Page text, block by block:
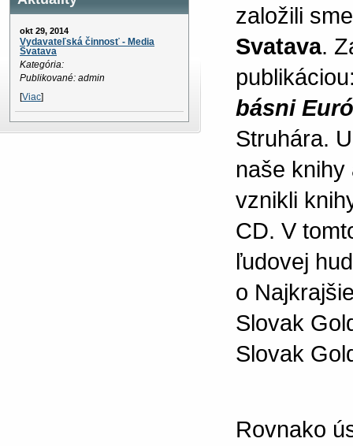
okt 29, 2014
Vydavateľská činnosť - Media
Svatava
Kategória:
Publikované: admin
[Viac]
založili
Svatava.
básni
Struhára.
naše knihy
vznikli
CD. V
ľudovej
o
Slovak
Slovak
Rovnako